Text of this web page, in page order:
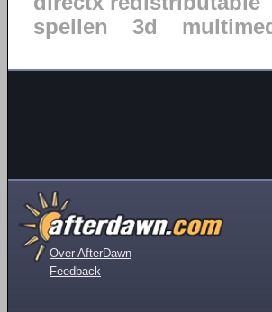
spellen
3d
Over AfterDawn
Feedback